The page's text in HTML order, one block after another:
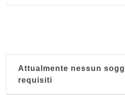
Attualmente nessun
requisiti